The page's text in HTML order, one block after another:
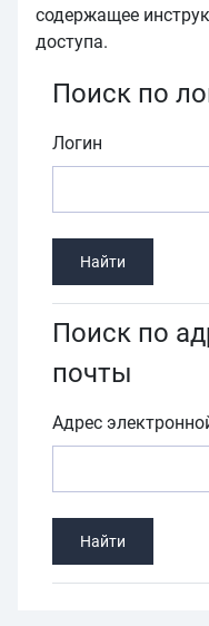
содержащее
доступа.
Поиск по
Логин
Поиск по
почты
Адрес